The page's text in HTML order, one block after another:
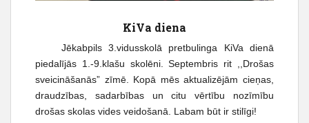
KiVa diena
Jēkabpils 3.vidusskolā pretbulinga KiVa dienā
piedalījās 1.-9.klašu skolēni. Septembris rit ,,Drošas
sveicināšanās” zīmē. Kopā mēs aktualizējām cieņas,
draudzības, sadarbības un citu vērtību nozīmību
drošas skolas vides veidošanā. Labam būt ir stilīgi!